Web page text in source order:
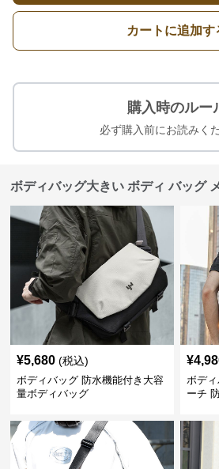
カートに追加す
購入時のルー
必ず購入前にお読みく
ボディバッグ大きい ボディ バッグ
¥5,680 (税込)
ボディバッグ 防水機能付き大容
量ボディバッグ
¥
ボデ
ーチ